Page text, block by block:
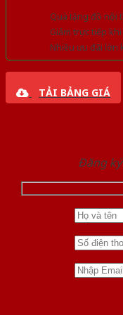
Quà tặng đồ nội
Giảm trực tiếp
Nhiều ưu đãi lớn
TẢI BẢNG GIÁ
Đăng